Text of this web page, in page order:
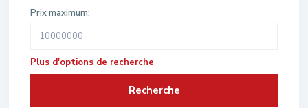
Prix maximum:
Plus d'options de recherche
Recherche